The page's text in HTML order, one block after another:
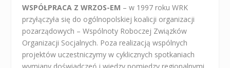
WSPÓŁPRACA Z WRZOS-EM – w 1997 roku WRK
przyłączyła się do ogólnopolskiej koalicji organizacji
pozarządowych – Wspólnoty Roboczej Związków
Organizacji Socjalnych. Poza realizacją wspólnych
projektów uczestniczymy w cyklicznych spotkaniach